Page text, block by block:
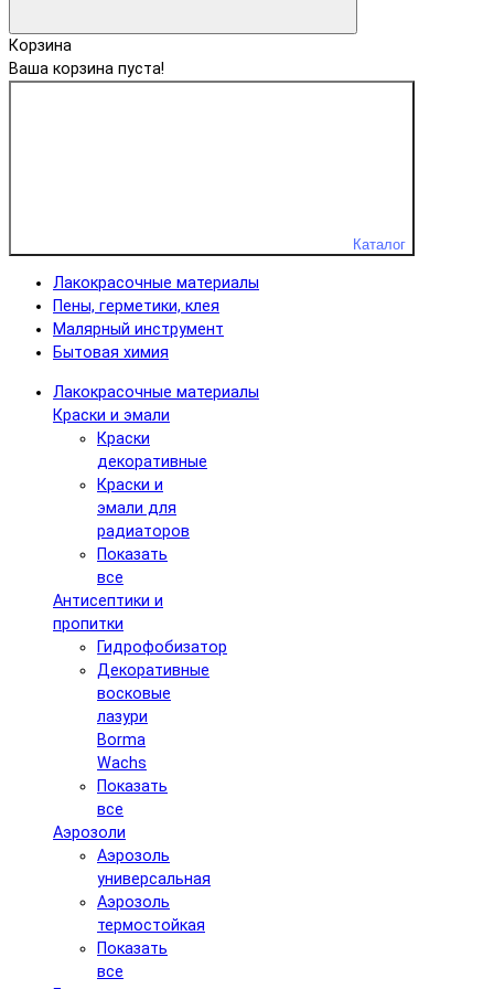
Корзина
Ваша корзина пуста!
Каталог
Лакокрасочные материалы
Пены, герметики, клея
Малярный инструмент
Бытовая химия
Лакокрасочные материалы
Краски и эмали
Краски
декоративные
Краски и
эмали для
радиаторов
Показать
все
Антисептики и
пропитки
Гидрофобизатор
Декоративные
восковые
лазури
Borma
Wachs
Показать
все
Аэрозоли
Аэрозоль
универсальная
Аэрозоль
термостойкая
Показать
все